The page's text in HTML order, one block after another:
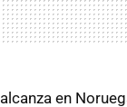
alcanza en